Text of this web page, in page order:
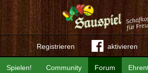
Registrieren aktivieren
Community Forum
Spielen!